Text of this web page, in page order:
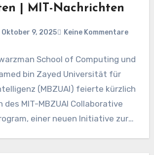
| MIT-Nachrichten
Oktober 9, 2025 Keine Kommentare
School of Computing und
bin Zayed Universität für
(MBZUAI) feierte kürzlich
des MIT-MBZUAI Collaborative
einer neuen Initiative zur